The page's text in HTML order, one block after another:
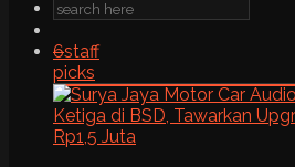
6staff
picks